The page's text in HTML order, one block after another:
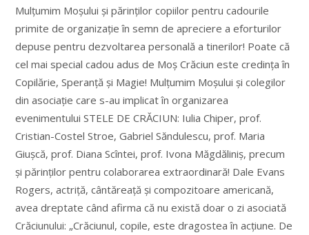
Mulțumim Moșului și părinților copiilor pentru cadourile
primite de organizație în semn de apreciere a eforturilor
depuse pentru dezvoltarea personală a tinerilor! Poate că
cel mai special cadou adus de Moș Crăciun este credința în
Copilărie, Speranță și Magie! Mulțumim Moșului și colegilor
din asociație care s-au implicat în organizarea
evenimentului STELE DE CRĂCIUN: Iulia Chiper, prof.
Cristian-Costel Stroe, Gabriel Săndulescu, prof. Maria
Giușcă, prof. Diana Scîntei, prof. Ivona Măgdăliniș, precum
și părinților pentru colaborarea extraordinară! Dale Evans
Rogers, actriță, cântăreață și compozitoare americană,
avea dreptate când afirma că nu există doar o zi asociată
Crăciunului: „Crăciunul, copile, este dragostea în acţiune. De